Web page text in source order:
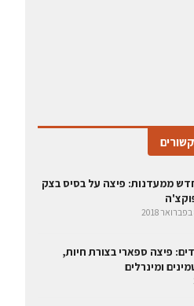
ממעדנות: פיצה על בסיס בצק
פיצה ספארי בצורת חיות,
ומינרלים